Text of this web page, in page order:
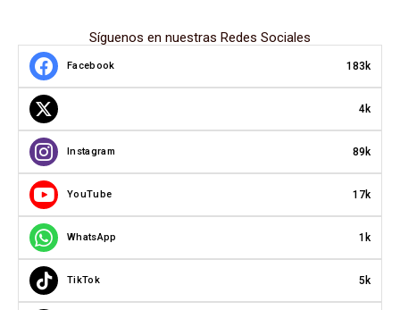
Síguenos en nuestras Redes Sociales
Facebook 183k
4k
Instagram 89k
YouTube 17k
WhatsApp 1k
TikTok 5k